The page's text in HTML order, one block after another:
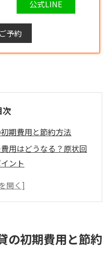
公式LINE
予約
次
期費用と節約方法
用はどうなる？原状回
ント
メリットもまるわか
コツ
要と相性抜群！礼金敷
方法
の初期費用と節約